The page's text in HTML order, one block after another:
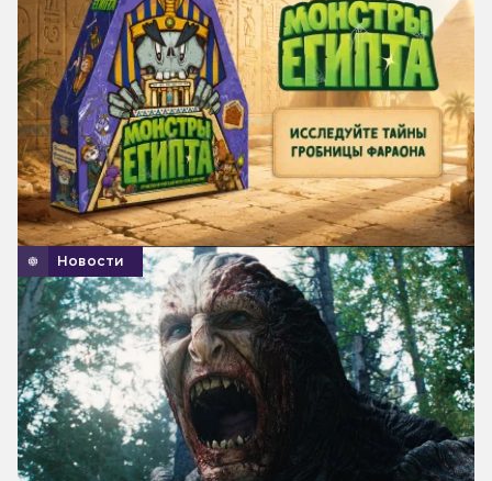
Новости